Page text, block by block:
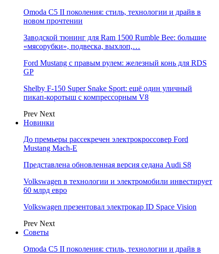
Omoda C5 II поколения: стиль, технологии и драйв в
новом прочтении
Заводской тюнинг для Ram 1500 Rumble Bee: большие
«мясорубки», подвеска, выхлоп,…
Ford Mustang с правым рулем: железный конь для RDS
GP
Shelby F-150 Super Snake Sport: ещё один уличный
пикап-коротыш с компрессорным V8
Prev Next
Новинки
До премьеры рассекречен электрокроссовер Ford
Mustang Mach-E
Представлена обновленная версия седана Audi S8
Volkswagen в технологии и электромобили инвестирует
60 млрд евро
Volkswagen презентовал электрокар ID Space Vision
Prev Next
Советы
Omoda C5 II поколения: стиль, технологии и драйв в